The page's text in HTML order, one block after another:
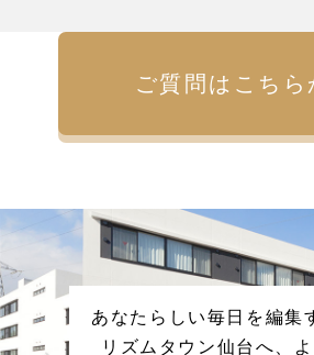
ご質問はこちら
あなたらしい毎日を編集
リズムタウン仙台へ、よ